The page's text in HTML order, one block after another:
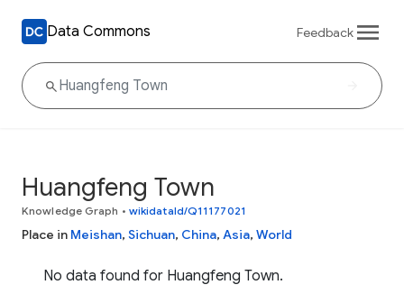
Data Commons Feedback
Huangfeng Town
Knowledge Graph • wikidataId/Q11177021
Place in Meishan, Sichuan, China, Asia, World
No data found for Huangfeng Town.